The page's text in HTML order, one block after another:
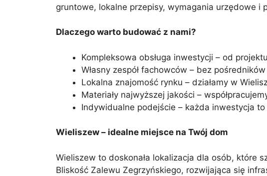
gruntowe, lokalne przepisy, wymagania urzędowe i
Dlaczego warto budować z nami?
Kompleksowa obsługa inwestycji – od
Własny zespół fachowców – bez
Lokalna znajomość rynku – działamy w
Materiały najwyższej jakości –
Indywidualne podejście – każda inwestycja
Wieliszew – idealne miejsce na Twój dom
Wieliszew to doskonała lokalizacja dla osób, które
Bliskość Zalewu Zegrzyńskiego, rozwijająca się